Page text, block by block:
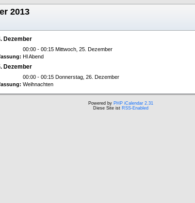
2013
Dezember
00:00 - 00:15 Mittwoch, 25. Dezember
Hl Abend
Dezember
00:00 - 00:15 Donnerstag, 26. Dezember
Weihnachten
Powered by PHP iCalendar 2.31
Diese Site ist RSS-Enabled